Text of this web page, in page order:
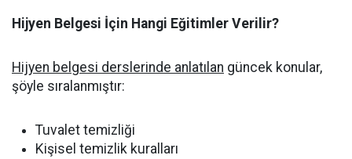
Hijyen Belgesi İçin Hangi Eğitimler Verilir?
Hijyen belgesi derslerinde anlatılan güncek konular,
şöyle sıralanmıştır:
Tuvalet temizliği
Kişisel temizlik kuralları